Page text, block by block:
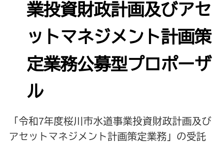
業投資財政計画及びアセ
ットマネジメント計画策
定業務公募型プロポーザ
ル
「令和7年度桜川市水道事業投資財政計画及び
アセットマネジメント計画策定業務」の受託